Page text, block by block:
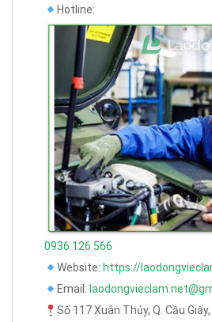
Hotline:
0936 126 566
Website: https://
Email:
Số 117 Xuân Thủy, Q. Cầu Giấy,